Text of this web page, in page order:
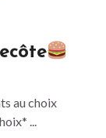
au choix
...